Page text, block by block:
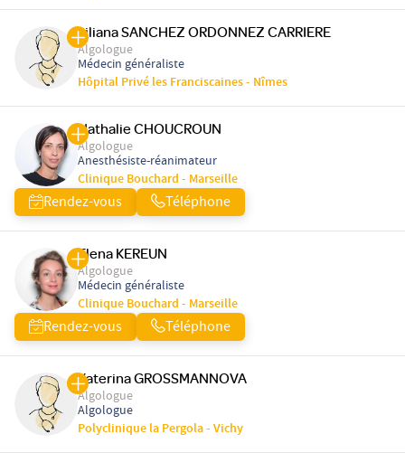
Liliana SANCHEZ ORDONNEZ CARRIERE
Algologue
Médecin généraliste
Hôpital Privé les Franciscaines - Nîmes
Nathalie CHOUCROUN
Algologue
Anesthésiste-réanimateur
Clinique Bouchard - Marseille
Rendez-vous Téléphone
Elena KEREUN
Algologue
Médecin généraliste
Clinique Bouchard - Marseille
Rendez-vous Téléphone
Katerina GROSSMANNOVA
Algologue
Algologue
Polyclinique la Pergola - Vichy